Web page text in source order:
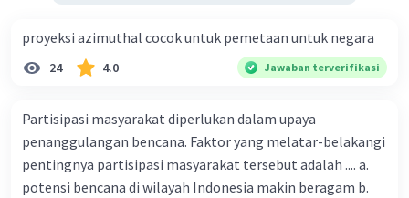
proyeksi azimuthal cocok untuk pemetaan untuk negara
24 4.0 Jawaban terverifikasi
Partisipasi masyarakat diperlukan dalam upaya
penanggulangan bencana. Faktor yang melatar-belakangi
pentingnya partisipasi masyarakat tersebut adalah .... a.
potensi bencana di wilayah Indonesia makin beragam b.